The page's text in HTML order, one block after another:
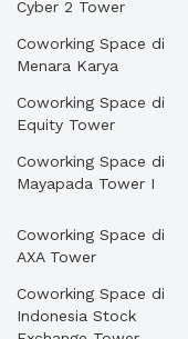
Cyber 2 Tower
Coworking Space di
Menara Karya
Coworking Space di
Equity Tower
Coworking Space di
Mayapada Tower I
Coworking Space di
AXA Tower
Coworking Space di
Indonesia Stock